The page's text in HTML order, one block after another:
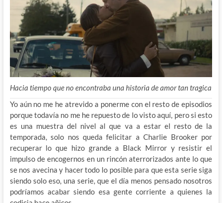
Hacia tiempo que no encontraba una historia de amor tan tragica
Yo aún no me he atrevido a ponerme con el resto de episodios
porque todavía no me he repuesto de lo visto aquí, pero si esto
es una muestra del nivel al que va a estar el resto de la
temporada, solo nos queda felicitar a Charlie Brooker por
recuperar lo que hizo grande a Black Mirror y resistir el
impulso de encogernos en un rincón aterrorizados ante lo que
se nos avecina y hacer todo lo posible para que esta serie siga
siendo solo eso, una serie, que el día menos pensado nosotros
podríamos acabar siendo esa gente corriente a quienes la